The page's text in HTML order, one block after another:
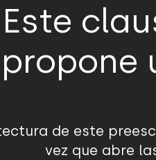
Este
propone
de este
vez que abre